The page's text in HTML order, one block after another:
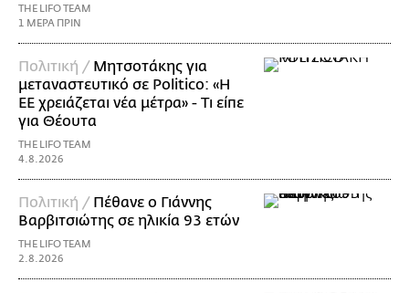
THE LIFO TEAM
1 ΜΕΡΑ ΠΡΙΝ
Πολιτική / Μητσοτάκης για
μεταναστευτικό σε Politico: «Η
ΕΕ χρειάζεται νέα μέτρα» - Τι είπε
για Θέουτα
THE LIFO TEAM
4.8.2026
Πολιτική / Πέθανε ο Γιάννης
Βαρβιτσιώτης σε ηλικία 93 ετών
THE LIFO TEAM
2.8.2026